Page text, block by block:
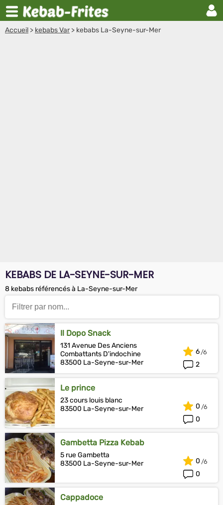
Accueil > kebabs Var > kebabs La-Seyne-sur-Mer
KEBABS DE LA-SEYNE-SUR-MER
8 kebabs référencés à La-Seyne-sur-Mer
Il Dopo Snack
131 Avenue Des Anciens
Combattants D'indochine
83500 La-Seyne-sur-Mer
2
6
Le prince
23 cours louis blanc
83500 La-Seyne-sur-Mer
0
0
Gambetta Pizza Kebab
5 rue Gambetta
83500 La-Seyne-sur-Mer
0
0
Cappadoce